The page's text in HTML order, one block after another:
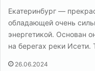
Екатеринбург —
обладающей очень
энергетикой. Основан
на берегах реки Исети.
26.06.2024